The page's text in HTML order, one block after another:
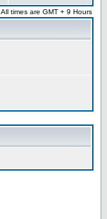
All times are GMT + 9 Hours